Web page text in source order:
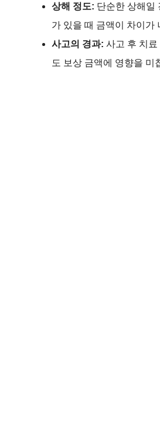
상해 정도: 단순한 상해일
가 있을 때 금액이 차이가
사고의 경과: 사고 후 치
도 보상 금액에 영향을 미